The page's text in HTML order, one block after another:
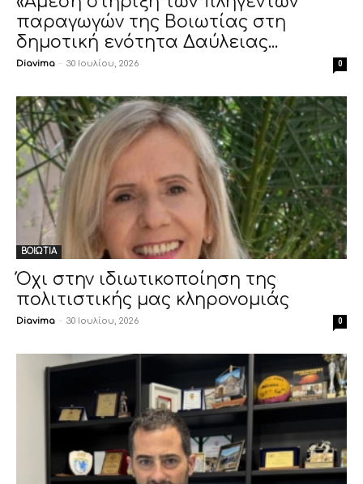
παραγωγών της Βοιωτίας στη
δημοτική ενότητα Δαύλειας...
Diavima - 30 Ιουλίου, 2026 0
ΒΟΙΩΤΙΑ
Όχι στην ιδιωτικοποίηση της
πολιτιστικής μας κληρονομιάς
Diavima - 30 Ιουλίου, 2026 0